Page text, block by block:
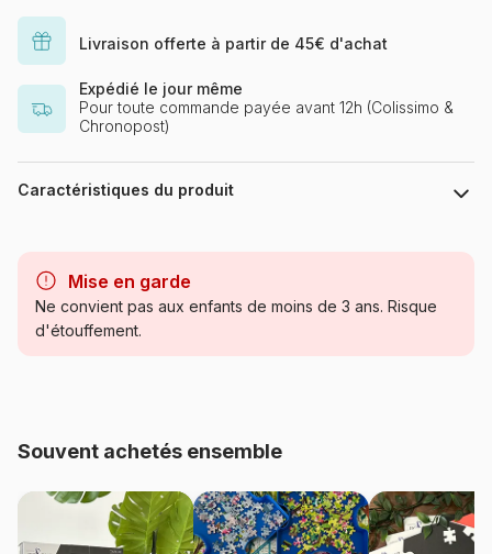
Livraison offerte à partir de 45€ d'achat
Expédié le jour même
Pour toute commande payée avant 12h (Colissimo &
Chronopost)
Caractéristiques du produit
Catégorie
Provenance Pologne
Castorland-300716
Mise en garde
Ne convient pas aux enfants de moins de 3 ans. Risque
d'étouffement.
Souvent achetés ensemble